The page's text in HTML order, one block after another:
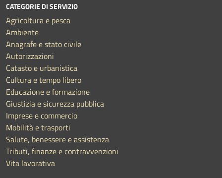
CATEGORIE DI SERVIZIO
Agricoltura e pesca
Ambiente
Anagrafe e stato civile
Autorizzazioni
Catasto e urbanistica
Cultura e tempo libero
Educazione e formazione
Giustizia e sicurezza pubblica
Imprese e commercio
Mobilità e trasporti
Salute, benessere e assistenza
Tributi, finanze e contravvenzioni
Vita lavorativa